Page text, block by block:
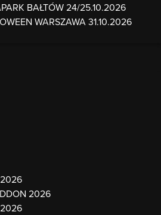
BAŁTÓW 24/25.10.2026
WARSZAWA 31.10.2026
2026